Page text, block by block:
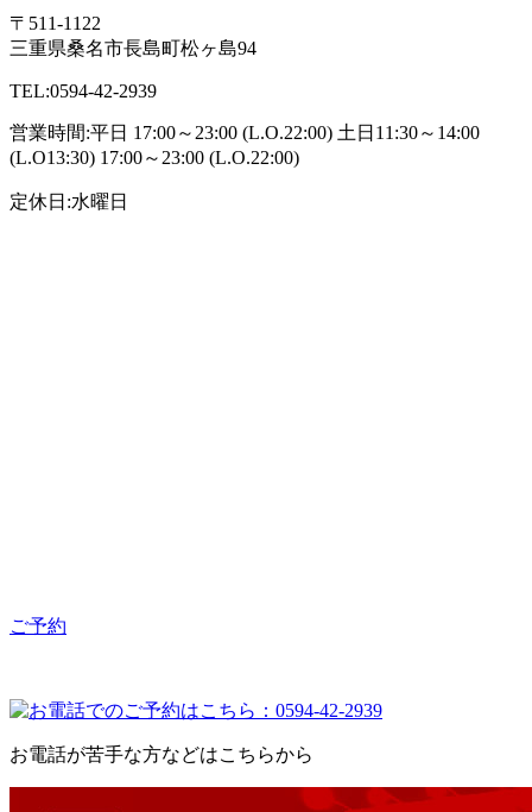
〒511-1122
三重県桑名市長島町松ヶ島94
TEL:0594-42-2939
営業時間:平日 17:00～23:00 (L.O.22:00) 土日11:30～14:00
(L.O13:30) 17:00～23:00 (L.O.22:00)
定休日:水曜日
ご予約
お電話が苦手な方などはこちらから